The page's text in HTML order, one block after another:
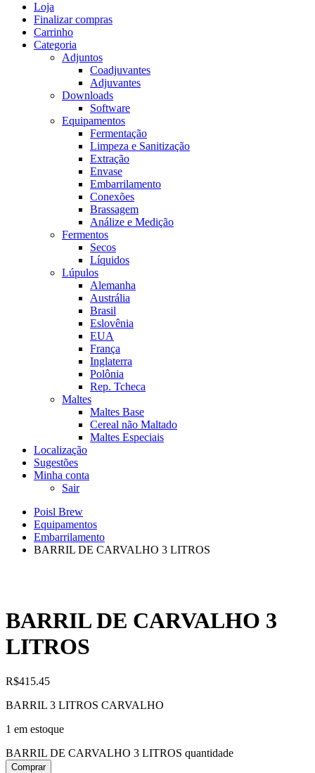
Loja
Finalizar compras
Carrinho
Categoria
Adjuntos
Coadjuvantes
Adjuvantes
Downloads
Software
Equipamentos
Fermentação
Limpeza e Sanitização
Extração
Envase
Embarrilamento
Conexões
Brassagem
Análize e Medição
Fermentos
Secos
Líquidos
Lúpulos
Alemanha
Austrália
Brasil
Eslovênia
EUA
França
Inglaterra
Polônia
Rep. Tcheca
Maltes
Maltes Base
Cereal não Maltado
Maltes Especiais
Localização
Sugestões
Minha conta
Sair
Poisl Brew
Equipamentos
Embarrilamento
BARRIL DE CARVALHO 3 LITROS
BARRIL DE CARVALHO 3
LITROS
R$415.45
BARRIL 3 LITROS CARVALHO
1 em estoque
BARRIL DE CARVALHO 3 LITROS quantidade
Comprar